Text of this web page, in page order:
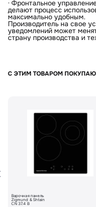
· Фронтальное
делают процесс
максимально удобным.
Производитель на свое
уведомлений может
страну производства и
С ЭТИМ ТОВАРОМ
Варочная панель
Zigmund & Shtain
CN 37.4 B